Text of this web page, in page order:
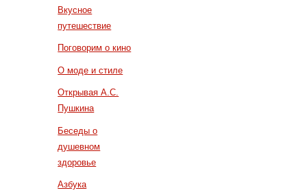
Вкусное
путешествие
Поговорим о кино
О моде и стиле
Открывая А.С.
Пушкина
Беседы о
душевном
здоровье
Азбука